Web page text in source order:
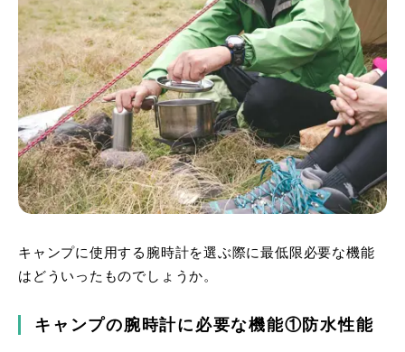
キャンプに使用する腕時計を選ぶ際に最低限必要な機能
はどういったものでしょうか。
キャンプの腕時計に必要な機能①防水性能